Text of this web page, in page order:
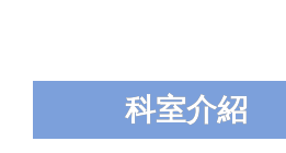
科室介紹